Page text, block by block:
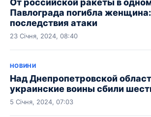
От российской ракеты в
Павлограда погибла женщина:
последствия атаки
23 Січня, 2024, 08:40
НОВИНИ
Над Днепропетровской
украинские воины сбили
5 Січня, 2024, 07:03